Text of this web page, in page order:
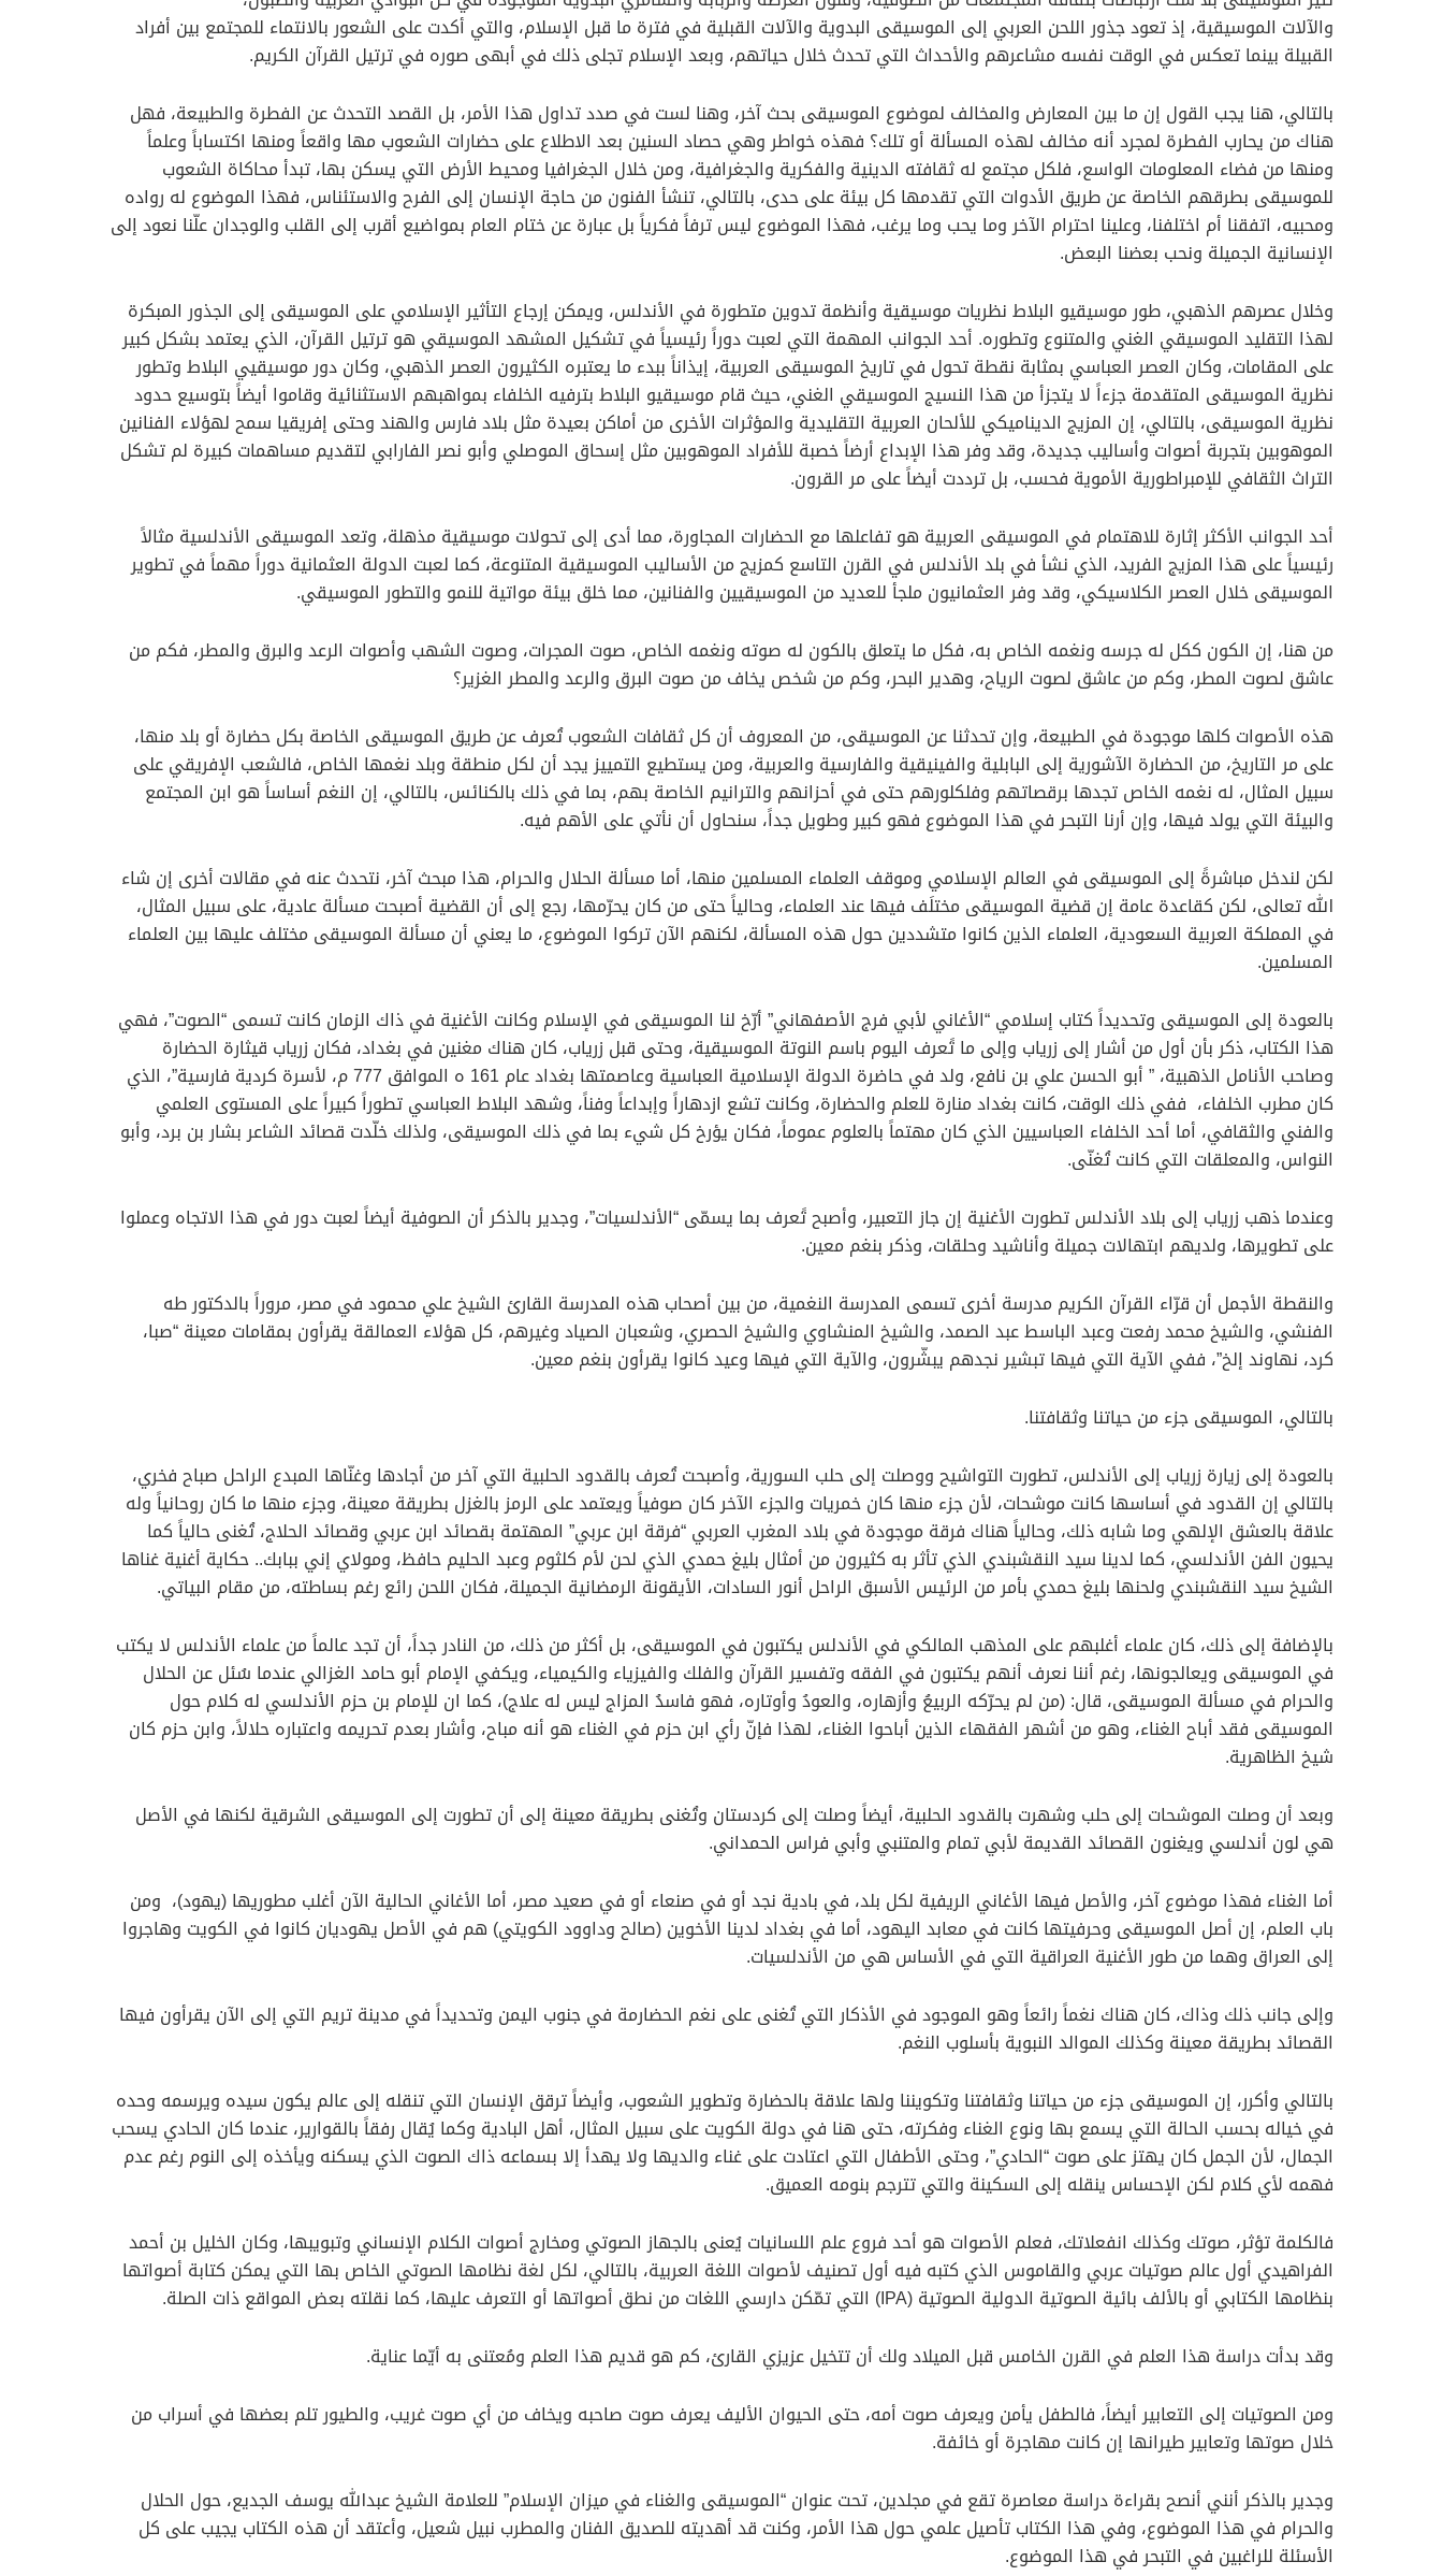
والآلات الموسيقية، إذ تعود جذور اللحن العربي إلى الموسيقى البدوية والآلات القبلية في فترة ما قبل الإسلام، والتي أكدت على الشعور بالانتماء للمجتمع بين أفراد
القبيلة بينما تعكس في الوقت نفسه مشاعرهم والأحداث التي تحدث خلال حياتهم، وبعد الإسلام تجلى ذلك في أبهى صوره في ترتيل القرآن الكريم.
بالتالي، هنا يجب القول إن ما بين المعارض والمخالف لموضوع الموسيقى بحث آخر، وهنا لست في صدد تداول هذا الأمر، بل القصد التحدث عن الفطرة والطبيعة، فهل
هناك من يحارب الفطرة لمجرد أنه مخالف لهذه المسألة أو تلك؟ فهذه خواطر وهي حصاد السنين بعد الاطلاع على حضارات الشعوب مها واقعاً ومنها اكتساباً وعلماً
ومنها من فضاء المعلومات الواسع، فلكل مجتمع له ثقافته الدينية والفكرية والجغرافية، ومن خلال الجغرافيا ومحيط الأرض التي يسكن بها، تبدأ محاكاة الشعوب
للموسيقى بطرقهم الخاصة عن طريق الأدوات التي تقدمها كل بيئة على حدى، بالتالي، تنشأ الفنون من حاجة الإنسان إلى الفرح والاستئناس، فهذا الموضوع له رواده
ومحبيه، اتفقنا أم اختلفنا، وعلينا احترام الآخر وما يحب وما يرغب، فهذا الموضوع ليس ترفاً فكرياً بل عبارة عن ختام العام بمواضيع أقرب إلى القلب والوجدان علّنا نعود إلى
الإنسانية الجميلة ونحب بعضنا البعض.
وخلال عصرهم الذهبي، طور موسيقيو البلاط نظريات موسيقية وأنظمة تدوين متطورة في الأندلس، ويمكن إرجاع التأثير الإسلامي على الموسيقى إلى الجذور المبكرة
لهذا التقليد الموسيقي الغني والمتنوع وتطوره. أحد الجوانب المهمة التي لعبت دوراً رئيسياً في تشكيل المشهد الموسيقي هو ترتيل القرآن، الذي يعتمد بشكل كبير
على المقامات، وكان العصر العباسي بمثابة نقطة تحول في تاريخ الموسيقى العربية، إيذاناً ببدء ما يعتبره الكثيرون العصر الذهبي، وكان دور موسيقيي البلاط وتطور
نظرية الموسيقى المتقدمة جزءاً لا يتجزأ من هذا النسيج الموسيقي الغني، حيث قام موسيقيو البلاط بترفيه الخلفاء بمواهبهم الاستثنائية وقاموا أيضاً بتوسيع حدود
نظرية الموسيقى، بالتالي، إن المزيج الديناميكي للألحان العربية التقليدية والمؤثرات الأخرى من أماكن بعيدة مثل بلاد فارس والهند وحتى إفريقيا سمح لهؤلاء الفنانين
الموهوبين بتجربة أصوات وأساليب جديدة، وقد وفر هذا الإبداع أرضاً خصبة للأفراد الموهوبين مثل إسحاق الموصلي وأبو نصر الفارابي لتقديم مساهمات كبيرة لم تشكل
التراث الثقافي للإمبراطورية الأموية فحسب، بل ترددت أيضاً على مر القرون.
أحد الجوانب الأكثر إثارة للاهتمام في الموسيقى العربية هو تفاعلها مع الحضارات المجاورة، مما أدى إلى تحولات موسيقية مذهلة، وتعد الموسيقى الأندلسية مثالاً
رئيسياً على هذا المزيج الفريد، الذي نشأ في بلد الأندلس في القرن التاسع كمزيج من الأساليب الموسيقية المتنوعة، كما لعبت الدولة العثمانية دوراً مهماً في تطوير
الموسيقى خلال العصر الكلاسيكي، وقد وفر العثمانيون ملجأ للعديد من الموسيقيين والفنانين، مما خلق بيئة مواتية للنمو والتطور الموسيقي.
من هنا، إن الكون ككل له جرسه ونغمه الخاص به، فكل ما يتعلق بالكون له صوته ونغمه الخاص، صوت المجرات، وصوت الشهب وأصوات الرعد والبرق والمطر، فكم من
عاشق لصوت المطر، وكم من عاشق لصوت الرياح، وهدير البحر، وكم من شخص يخاف من صوت البرق والرعد والمطر الغزير؟
هذه الأصوات كلها موجودة في الطبيعة، وإن تحدثنا عن الموسيقى، من المعروف أن كل ثقافات الشعوب تُعرف عن طريق الموسيقى الخاصة بكل حضارة أو بلد منها،
على مر التاريخ، من الحضارة الآشورية إلى البابلية والفينيقية والفارسية والعربية، ومن يستطيع التمييز يجد أن لكل منطقة وبلد نغمها الخاص، فالشعب الإفريقي على
سبيل المثال، له نغمه الخاص تجدها برقصاتهم وفلكلورهم حتى في أحزانهم والترانيم الخاصة بهم، بما في ذلك بالكنائس، بالتالي، إن النغم أساساً هو ابن المجتمع
والبيئة التي يولد فيها، وإن أرنا التبحر في هذا الموضوع فهو كبير وطويل جداً، سنحاول أن نأتي على الأهم فيه.
لكن لندخل مباشرةً إلى الموسيقى في العالم الإسلامي وموقف العلماء المسلمين منها، أما مسألة الحلال والحرام، هذا مبحث آخر، نتحدث عنه في مقالات أخرى إن شاء
الله تعالى، لكن كقاعدة عامة إن قضية الموسيقى مختلَف فيها عند العلماء، وحالياً حتى من كان يحرّمها، رجع إلى أن القضية أصبحت مسألة عادية، على سبيل المثال،
في المملكة العربية السعودية، العلماء الذين كانوا متشددين حول هذه المسألة، لكنهم الآن تركوا الموضوع، ما يعني أن مسألة الموسيقى مختلف عليها بين العلماء
المسلمين.
بالعودة إلى الموسيقى وتحديداً كتاب إسلامي “الأغاني لأبي فرج الأصفهاني” أرّخ لنا الموسيقى في الإسلام وكانت الأغنية في ذاك الزمان كانت تسمى “الصوت”، فهي
هذا الكتاب، ذكر بأن أول من أشار إلى زرياب وإلى ما تًعرف اليوم باسم النوتة الموسيقية، وحتى قبل زرياب، كان هناك مغنين في بغداد، فكان زرياب قيثارة الحضارة
وصاحب الأنامل الذهبية، ” أبو الحسن علي بن نافع، ولد في حاضرة الدولة الإسلامية العباسية وعاصمتها بغداد عام 161 ه الموافق 777 م، لأسرة كردية فارسية”، الذي
كان مطرب الخلفاء، ففي ذلك الوقت، كانت بغداد منارة للعلم والحضارة، وكانت تشع ازدهاراً وإبداعاً وفناً، وشهد البلاط العباسي تطوراً كبيراً على المستوى العلمي
والفني والثقافي، أما أحد الخلفاء العباسيين الذي كان مهتماً بالعلوم عموماً، فكان يؤرخ كل شيء بما في ذلك الموسيقى، ولذلك خلّدت قصائد الشاعر بشار بن برد، وأبو
النواس، والمعلقات التي كانت تُغنّى.
وعندما ذهب زرياب إلى بلاد الأندلس تطورت الأغنية إن جاز التعبير، وأصبح تًعرف بما يسمّى “الأندلسيات”، وجدير بالذكر أن الصوفية أيضاً لعبت دور في هذا الاتجاه وعملوا
على تطويرها، ولديهم ابتهالات جميلة وأناشيد وحلقات، وذكر بنغم معين.
والنقطة الأجمل أن قرّاء القرآن الكريم مدرسة أخرى تسمى المدرسة النغمية، من بين أصحاب هذه المدرسة القارئ الشيخ علي محمود في مصر، مروراً بالدكتور طه
الفنشي، والشيخ محمد رفعت وعبد الباسط عبد الصمد، والشيخ المنشاوي والشيخ الحصري، وشعبان الصياد وغيرهم، كل هؤلاء العمالقة يقرأون بمقامات معينة “صبا،
كرد، نهاوند إلخ”، ففي الآية التي فيها تبشير نجدهم يبشّرون، والآية التي فيها وعيد كانوا يقرأون بنغم معين.
بالتالي، الموسيقى جزء من حياتنا وثقافتنا.
بالعودة إلى زيارة زرياب إلى الأندلس، تطورت التواشيح ووصلت إلى حلب السورية، وأصبحت تُعرف بالقدود الحلبية التي آخر من أجادها وغنّاها المبدع الراحل صباح فخري،
بالتالي إن القدود في أساسها كانت موشحات، لأن جزء منها كان خمريات والجزء الآخر كان صوفياً ويعتمد على الرمز بالغزل بطريقة معينة، وجزء منها ما كان روحانياً وله
علاقة بالعشق الإلهي وما شابه ذلك، وحالياً هناك فرقة موجودة في بلاد المغرب العربي “فرقة ابن عربي” المهتمة بقصائد ابن عربي وقصائد الحلاج، تُغنى حالياً كما
يحيون الفن الأندلسي، كما لدينا سيد النقشبندي الذي تأثر به كثيرون من أمثال بليغ حمدي الذي لحن لأم كلثوم وعبد الحليم حافظ، ومولاي إني ببابك.. حكاية أغنية غناها
الشيخ سيد النقشبندي ولحنها بليغ حمدي بأمر من الرئيس الأسبق الراحل أنور السادات، الأيقونة الرمضانية الجميلة، فكان اللحن رائع رغم بساطته، من مقام البياتي.
بالإضافة إلى ذلك، كان علماء أغلبهم على المذهب المالكي في الأندلس يكتبون في الموسيقى، بل أكثر من ذلك، من النادر جداً، أن تجد عالماً من علماء الأندلس لا يكتب
في الموسيقى ويعالجونها، رغم أننا نعرف أنهم يكتبون في الفقه وتفسير القرآن والفلك والفيزياء والكيمياء، ويكفي الإمام أبو حامد الغزالي عندما سُئل عن الحلال
والحرام في مسألة الموسيقى، قال: (من لم يحرّكه الربيعُ وأزهاره، والعودُ وأوتاره، فهو فاسدُ المزاج ليس له علاج)، كما ان للإمام بن حزم الأندلسي له كلام حول
الموسيقى فقد أباح الغناء، وهو من أشهر الفقهاء الذين أباحوا الغناء، لهذا فإنّ رأي ابن حزم في الغناء هو أنه مباح، وأشار بعدم تحريمه واعتباره حلالاً، وابن حزم كان
شيخ الظاهرية.
وبعد أن وصلت الموشحات إلى حلب وشهرت بالقدود الحلبية، أيضاً وصلت إلى كردستان وتُغنى بطريقة معينة إلى أن تطورت إلى الموسيقى الشرقية لكنها في الأصل
هي لون أندلسي ويغنون القصائد القديمة لأبي تمام والمتنبي وأبي فراس الحمداني.
أما الغناء فهذا موضوع آخر، والأصل فيها الأغاني الريفية لكل بلد، في بادية نجد أو في صنعاء أو في صعيد مصر، أما الأغاني الحالية الآن أغلب مطوريها (يهود)، ومن
باب العلم، إن أصل الموسيقى وحرفيتها كانت في معابد اليهود، أما في بغداد لدينا الأخوين (صالح وداوود الكويتي) هم في الأصل يهوديان كانوا في الكويت وهاجروا
إلى العراق وهما من طور الأغنية العراقية التي في الأساس هي من الأندلسيات.
وإلى جانب ذلك وذاك، كان هناك نغماً رائعاً وهو الموجود في الأذكار التي تُغنى على نغم الحضارمة في جنوب اليمن وتحديداً في مدينة تريم التي إلى الآن يقرأون فيها
القصائد بطريقة معينة وكذلك الموالد النبوية بأسلوب النغم.
بالتالي وأكرر، إن الموسيقى جزء من حياتنا وثقافتنا وتكويننا ولها علاقة بالحضارة وتطوير الشعوب، وأيضاً ترقق الإنسان التي تنقله إلى عالم يكون سيده ويرسمه وحده
في خياله بحسب الحالة التي يسمع بها ونوع الغناء وفكرته، حتى هنا في دولة الكويت على سبيل المثال، أهل البادية وكما يُقال رفقاً بالقوارير، عندما كان الحادي يسحب
الجمال، لأن الجمل كان يهتز على صوت “الحادي”، وحتى الأطفال التي اعتادت على غناء والديها ولا يهدأ إلا بسماعه ذاك الصوت الذي يسكنه ويأخذه إلى النوم رغم عدم
فهمه لأي كلام لكن الإحساس ينقله إلى السكينة والتي تترجم بنومه العميق.
فالكلمة تؤثر، صوتك وكذلك انفعلاتك، فعلم الأصوات هو أحد فروع علم اللسانيات يُعنى بالجهاز الصوتي ومخارج أصوات الكلام الإنساني وتبويبها، وكان الخليل بن أحمد
الفراهيدي أول عالم صوتيات عربي والقاموس الذي كتبه فيه أول تصنيف لأصوات اللغة العربية، بالتالي، لكل لغة نظامها الصوتي الخاص بها التي يمكن كتابة أصواتها
بنظامها الكتابي أو بالألف بائية الصوتية الدولية الصوتية (IPA) التي تمّكن دارسي اللغات من نطق أصواتها أو التعرف عليها، كما نقلته بعض المواقع ذات الصلة.
وقد بدأت دراسة هذا العلم في القرن الخامس قبل الميلاد ولك أن تتخيل عزيزي القارئ، كم هو قديم هذا العلم ومُعتنى به أيّما عناية.
ومن الصوتيات إلى التعابير أيضاً، فالطفل يأمن ويعرف صوت أمه، حتى الحيوان الأليف يعرف صوت صاحبه ويخاف من أي صوت غريب، والطيور تلم بعضها في أسراب من
خلال صوتها وتعابير طيرانها إن كانت مهاجرة أو خائفة.
وجدير بالذكر أنني أنصح بقراءة دراسة معاصرة تقع في مجلدين، تحت عنوان “الموسيقى والغناء في ميزان الإسلام” للعلامة الشيخ عبدالله يوسف الجديع، حول الحلال
والحرام في هذا الموضوع، وفي هذا الكتاب تأصيل علمي حول هذا الأمر، وكنت قد أهديته للصديق الفنان والمطرب نبيل شعيل، وأعتقد أن هذه الكتاب يجيب على كل
الأسئلة للراغبين في التبحر في هذا الموضوع.